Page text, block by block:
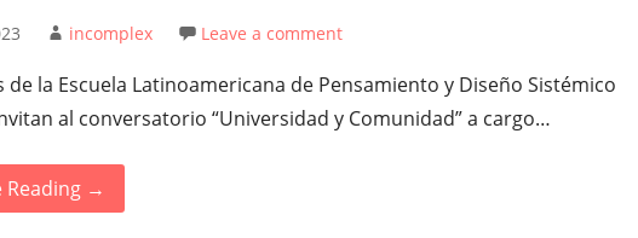
incomplex Leave a comment
de la Escuela Latinoamericana de Pensamiento y Diseño Sistémico
al conversatorio “Universidad y Comunidad” a cargo…
Reading →